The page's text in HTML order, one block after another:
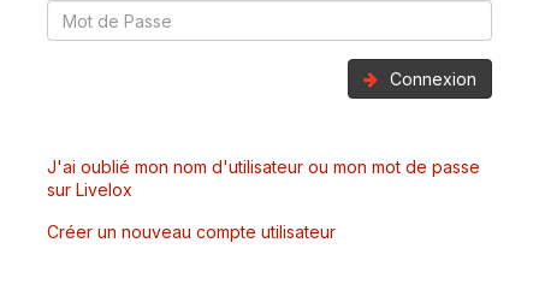
Connexion
J'ai oublié mon nom d'utilisateur ou mon mot de passe
sur Livelox
Créer un nouveau compte utilisateur